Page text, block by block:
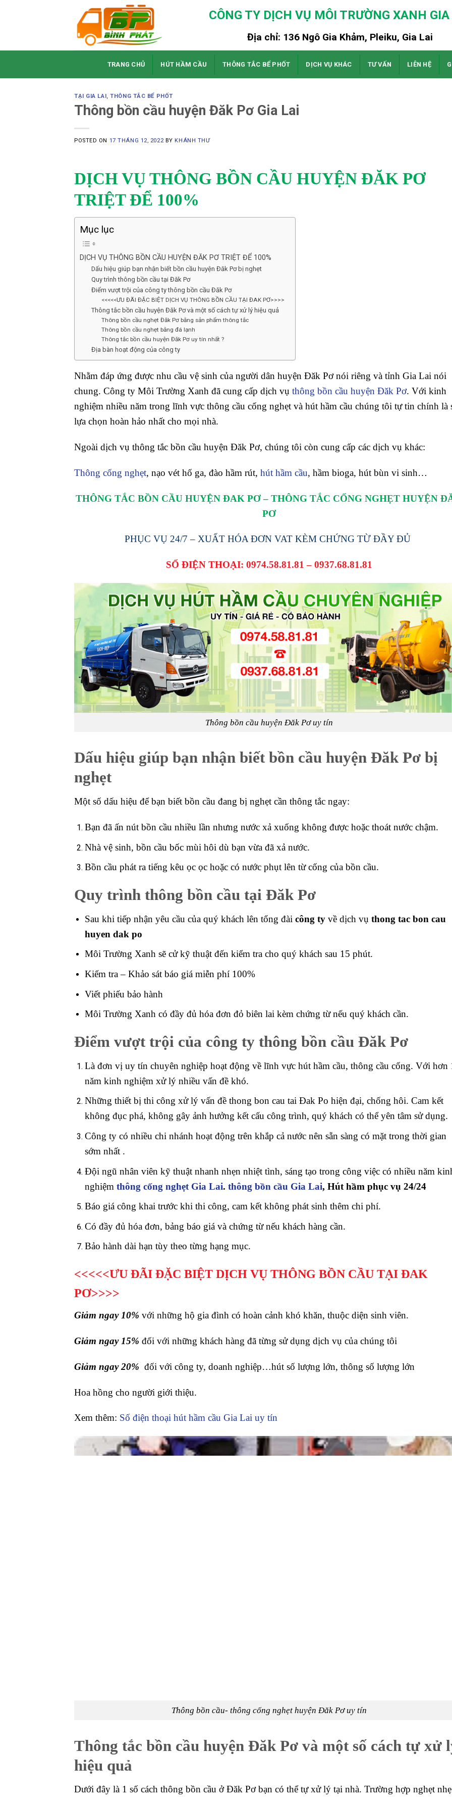
CÔNG TY DỊCH VỤ MÔI TRƯỜNG XANH
Địa chỉ: 136 Ngô Gia Khảm, Pleiku, Gia Lai
TRANG CHỦ HÚT HẦM CẦU THÔNG TẮC BỂ PHỐT DỊCH VỤ KHÁC TƯ VẤN LIÊN HỆ
TẠI GIA LAI,THÔNG TẮC BỂ PHỐT
Thông bồn cầu huyện Đăk Pơ Gia Lai
POSTED ON 17 THÁNG 12, 2022 BY KHÁNH THƯ
DỊCH VỤ THÔNG BỒN CẦU HUYỆN ĐĂK PƠ
TRIỆT ĐỂ 100%
Mục lục
DỊCH VỤ THÔNG BỒN CẦU HUYỆN ĐĂK PƠ TRIỆT ĐỂ 100%
Dấu hiệu giúp bạn nhận biết bồn cầu huyện Đăk Pơ bị nghẹt
Quy trình thông bồn cầu tại Đăk Pơ
Điểm vượt trội của công ty thông bồn cầu Đăk Pơ
<<<<<ƯU ĐÃI ĐẶC BIỆT DỊCH VỤ THÔNG BỒN CẦU TẠI ĐAK PƠ>>>>
Thông tắc bồn cầu huyện Đăk Pơ và một số cách tự xử lý hiệu quả
Thông bồn cầu nghẹt Đăk Pơ bằng sản phẩm thông tắc
Thông bồn cầu nghẹt bằng đá lạnh
Thông tắc bồn cầu huyện Đăk Pơ uy tín nhất ?
Địa bàn hoạt động của công ty
Nhằm đáp ứng được nhu cầu vệ sinh của người dân huyện Đăk Pơ nói riêng và tỉnh Gia Lai nói
chung. Công ty Môi Trường Xanh đã cung cấp dịch vụ thông bồn cầu huyện Đăk Pơ. Với kinh
nghiệm nhiều năm trong lĩnh vực thông cầu cống nghẹt và hút hầm cầu chúng tôi tự tin chính là
lựa chọn hoàn hảo nhất cho mọi nhà.
Ngoài dịch vụ thông tắc bồn cầu huyện Đăk Pơ, chúng tôi còn cung cấp các dịch vụ khác:
Thông cống nghẹt, nạo vét hố ga, đào hầm rút, hút hầm cầu, hầm bioga, hút bùn vi sinh…
THÔNG TẮC BỒN CẦU HUYỆN ĐAK PƠ – THÔNG TẮC CỐNG NGHẸT HUYỆN
PƠ
PHỤC VỤ 24/7 – XUẤT HÓA ĐƠN VAT KÈM CHỨNG TỪ ĐẦY ĐỦ
SỐ ĐIỆN THOẠI: 0974.58.81.81 – 0937.68.81.81
Thông bồn cầu huyện Đăk Pơ uy tín
Dấu hiệu giúp bạn nhận biết bồn cầu huyện Đăk Pơ bị
nghẹt
Một số dấu hiệu để bạn biết bồn cầu đang bị nghẹt cần thông tắc ngay:
Bạn đã ấn nút bồn cầu nhiều lần nhưng nước xả xuống không được hoặc thoát nước chậm.
Nhà vệ sinh, bồn cầu bốc mùi hôi dù bạn vừa đã xả nước.
Bồn cầu phát ra tiếng kêu ọc ọc hoặc có nước phụt lên từ cống của bồn cầu.
Quy trình thông bồn cầu tại Đăk Pơ
Sau khi tiếp nhận yêu cầu của quý khách lên tổng đài công tyvề dịch vụ thong tac bon cau
huyen dak po
Môi Trường Xanh sẽ cử kỹ thuật đến kiểm tra cho quý khách sau 15 phút.
Kiểm tra – Khảo sát báo giá miễn phí 100%
Viết phiếu bảo hành
Môi Trường Xanh có đầy đủ hóa đơn đỏ biên lai kèm chứng từ nếu quý khách cần.
Điểm vượt trội của công ty thông bồn cầu Đăk Pơ
Là đơn vị uy tín chuyên nghiệp hoạt động về lĩnh vực hút hầm cầu, thông cầu cống. Với hơn
năm kinh nghiệm xử lý nhiều vấn đề khó.
Những thiết bị thi công xử lý vấn đề thong bon cau tai Đak Po hiện đại, chống hôi. Cam kết
không đục phá, không gây ảnh hưởng kết cấu công trình, quý khách có thể yên tâm sử dụng.
Công ty có nhiều chi nhánh hoạt động trên khắp cả nước nên sẵn sàng có mặt trong thời gian
sớm nhất .
Đội ngũ nhân viên kỹ thuật nhanh nhẹn nhiệt tình, sáng tạo trong công việc có nhiều năm
nghiệm thông cống nghẹt Gia Lai. thông bồn cầu Gia Lai, Hút hầm phục vụ 24/24
Báo giá công khai trước khi thi công, cam kết không phát sinh thêm chi phí.
Có đầy đủ hóa đơn, bảng báo giá và chứng từ nếu khách hàng cần.
Bảo hành dài hạn tùy theo từng hạng mục.
<<<<<ƯU ĐÃI ĐẶC BIỆT DỊCH VỤ THÔNG BỒN CẦU TẠI ĐAK
PƠ>>>>
Giảm ngay 10% với những hộ gia đình có hoàn cảnh khó khăn, thuộc diện sinh viên.
Giảm ngay 15% đối với những khách hàng đã từng sử dụng dịch vụ của chúng tôi
Giảm ngay 20% đối với công ty, doanh nghiệp…hút số lượng lớn, thông số lượng lớn
Hoa hồng cho người giới thiệu.
Xem thêm: Số điện thoại hút hầm cầu Gia Lai uy tín
Thông bồn cầu- thông cống nghẹt huyện Đăk Pơ uy tín
Thông bồn cầu nghẹt Đăk Pơ bằng sản phẩm thông tắc
Thông bồn cầu tại huyện Đăk Pơ bằng những sản phẩm bán sẵn tại cửa hàng điện nước, trang